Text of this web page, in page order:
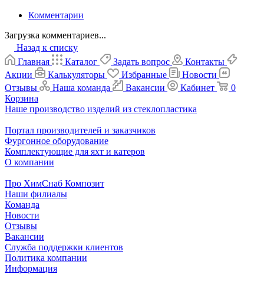
Комментарии
Загрузка комментариев...
Назад к списку
Главная
Каталог Задать вопрос
Контакты
Акции
Калькуляторы Избранные
Новости
Отзывы
Наша команда Вакансии Кабинет
0
Корзина
Наше производство изделий из стеклопластика
Портал производителей и заказчиков
Фургонное оборудование
Комплектующие для яхт и катеров
О компании
Про ХимСнаб Композит
Наши филиалы
Команда
Новости
Отзывы
Вакансии
Служба поддержки клиентов
Политика компании
Информация